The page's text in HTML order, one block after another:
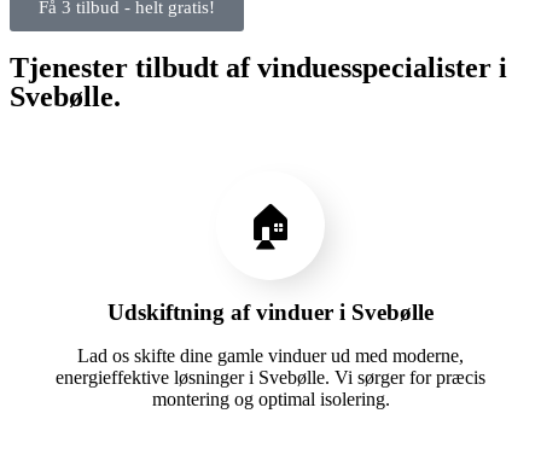
Få 3 tilbud - helt gratis!
Tjenester tilbudt af vinduesspecialister i
Svebølle.
🏠
Udskiftning af vinduer i Svebølle
Lad os skifte dine gamle vinduer ud med moderne,
energieffektive løsninger i Svebølle. Vi sørger for præcis
montering og optimal isolering.